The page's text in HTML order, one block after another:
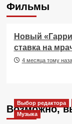
Фильмы
Фильмы
Новый
ставка на
4 месяца тому
Возможно,
Выбор редактора
Музыка